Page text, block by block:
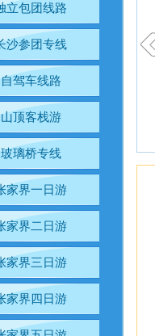
立包团线路
沙参团专线
自驾车线路
山顶客栈游
玻璃桥专线
家界一日游
家界二日游
家界三日游
家界四日游